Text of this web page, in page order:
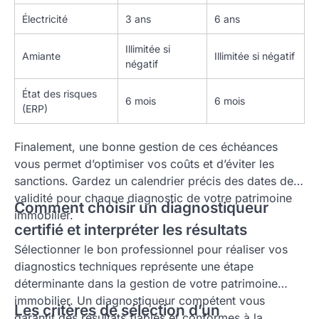
Électricité 3 ans 6 ans
Amiante
Illimitée si
négatif
Illimitée si négatif
État des risques
(ERP)
6 mois 6 mois
Finalement, une bonne gestion de ces échéances
vous permet d’optimiser vos coûts et d’éviter les
sanctions. Gardez un calendrier précis des dates de
validité pour chaque diagnostic de votre patrimoine
immobilier.
Comment choisir un diagnostiqueur
certifié et interpréter les résultats
Sélectionner le bon professionnel pour réaliser vos
diagnostics techniques représente une étape
déterminante dans la gestion de votre patrimoine
immobilier. Un diagnostiqueur compétent vous
Les critères de sélection d’un